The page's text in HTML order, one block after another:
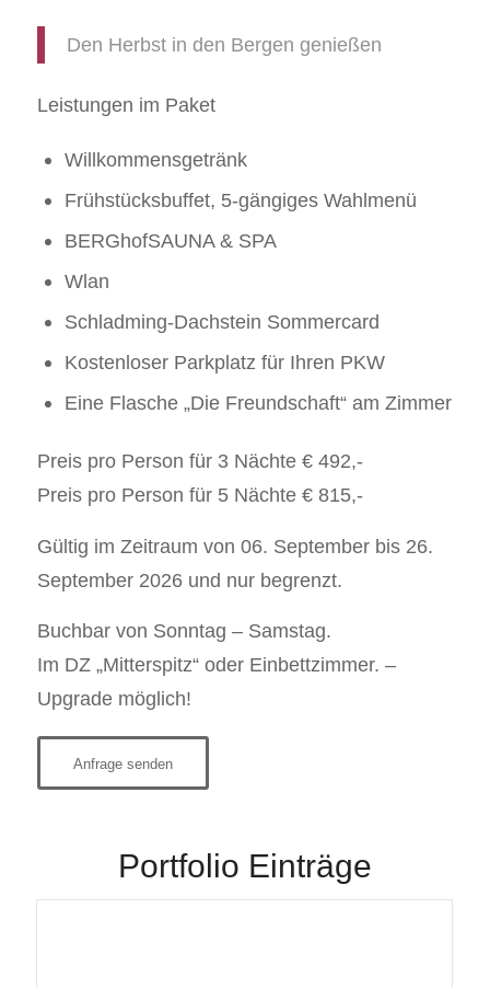
Den Herbst in den Bergen genießen
Leistungen im Paket
Willkommensgetränk
Frühstücksbuffet, 5-gängiges Wahlmenü
BERGhofSAUNA & SPA
Wlan
Schladming-Dachstein Sommercard
Kostenloser Parkplatz für Ihren PKW
Eine Flasche „Die Freundschaft“ am Zimmer
Preis pro Person für 3 Nächte € 492,-
Preis pro Person für 5 Nächte € 815,-
Gültig im Zeitraum von 06. September bis 26.
September 2026 und nur begrenzt.
Buchbar von Sonntag – Samstag.
Im DZ „Mitterspitz“ oder Einbettzimmer. –
Upgrade möglich!
Anfrage senden
Portfolio Einträge